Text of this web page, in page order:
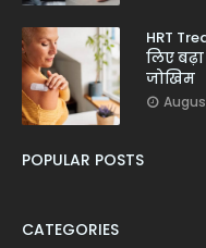
HRT
लिए
जोखिम
POPULAR POSTS
CATEGORIES